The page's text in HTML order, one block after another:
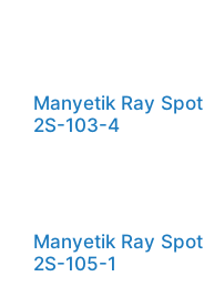
Manyetik Ray Spot
2S-103-4
Manyetik Ray Spot
2S-105-1